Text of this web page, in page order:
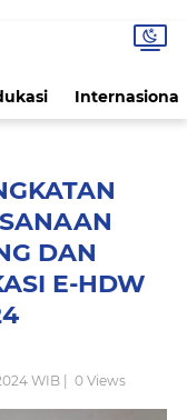
Internasional
DAN
E-HDW
WIB | 0 Views